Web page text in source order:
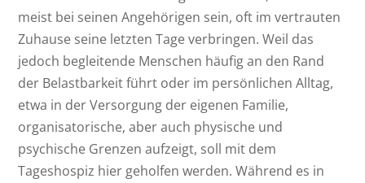
meist bei seinen Angehörigen sein, oft im vertrauten
Zuhause seine letzten Tage verbringen. Weil das
jedoch begleitende Menschen häufig an den Rand
der Belastbarkeit führt oder im persönlichen Alltag,
etwa in der Versorgung der eigenen Familie,
organisatorische, aber auch physische und
psychische Grenzen aufzeigt, soll mit dem
Tageshospiz hier geholfen werden. Während es in